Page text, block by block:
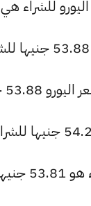
وللبيع 54.39 جنيها.
54.20 للبيع.